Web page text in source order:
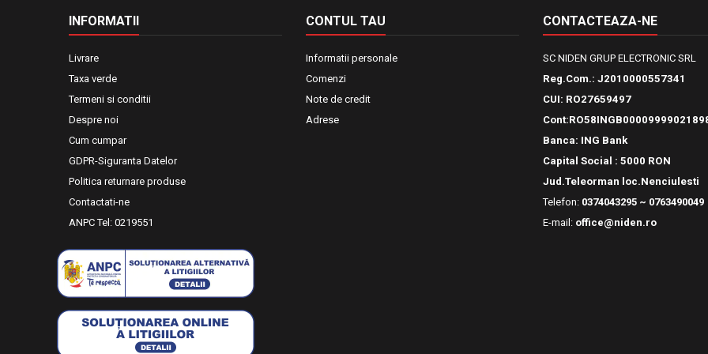
INFORMATII
Livrare
Taxa verde
Termeni si conditii
Despre noi
Cum cumpar
GDPR-Siguranta Datelor
Politica returnare produse
Contactati-ne
ANPC Tel: 0219551
CONTUL TAU
Informatii personale
Comenzi
Note de credit
Adrese
CONTACTEAZA-NE
SC NIDEN GRUP ELECTRONIC SRL
Reg.Com.: J2010000557341
CUI: RO27659497
Banca: ING Bank
Capital Social : 5000 RON
Jud.Teleorman loc.Nenciulesti
Telefon: 0374043295 ~ 0763490049
E-mail: office@niden.ro